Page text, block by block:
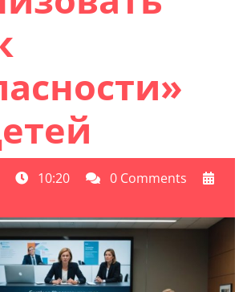
10:20
0 Comments